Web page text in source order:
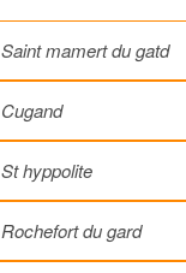
Saint mamert du gatd
Cugand
St hyppolite
Rochefort du gard